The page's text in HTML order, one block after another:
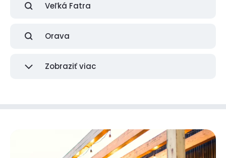
Veľká Fatra
Orava
Zobraziť viac